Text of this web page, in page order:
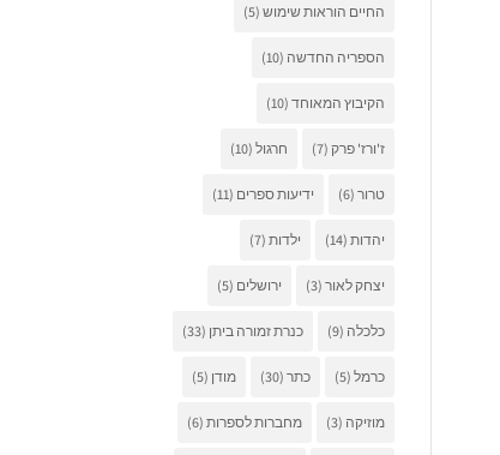
החיים הוראות שימוש (5)
הספריה החדשה (10)
הקיבוץ המאוחד (10)
ז'ורז' פרק (7) חרגול (10)
טרור (6) ידיעות ספרים (11)
יהדות (14) ילדות (7)
יצחק לאור (3) ירושלים (5)
כלכלה (9) כנרת זמורה ביתן (33)
כרמל (5) כתר (30) מודן (5)
מוזיקה (3) מחברות לספרות (6)